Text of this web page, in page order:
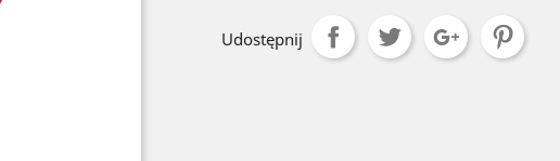
Udostępnij